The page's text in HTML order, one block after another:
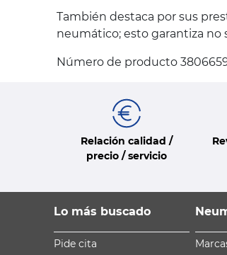
También destaca por sus
neumático; esto garantiza no
Número de producto
Relación calidad /
precio / servicio
Lo más buscado
Pide cita